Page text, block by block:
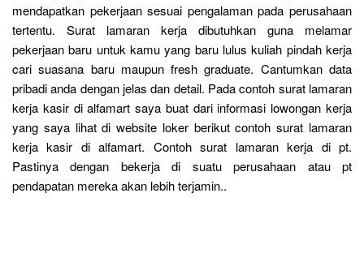
mendapatkan pekerjaan sesuai pengalaman pada perusahaan
tertentu. Surat lamaran kerja dibutuhkan guna melamar
pekerjaan baru untuk kamu yang baru lulus kuliah pindah kerja
cari suasana baru maupun fresh graduate. Cantumkan data
pribadi anda dengan jelas dan detail. Pada contoh surat lamaran
kerja kasir di alfamart saya buat dari informasi lowongan kerja
yang saya lihat di website loker berikut contoh surat lamaran
kerja kasir di alfamart. Contoh surat lamaran kerja di pt.
Pastinya dengan bekerja di suatu perusahaan atau pt
pendapatan mereka akan lebih terjamin..